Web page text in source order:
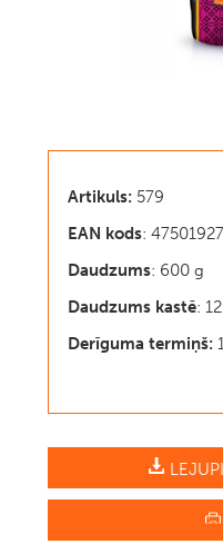
Artikuls: 579
EAN kods:
Daudzums: 600 g
Daudzums kastē:
Derīguma termiņš: